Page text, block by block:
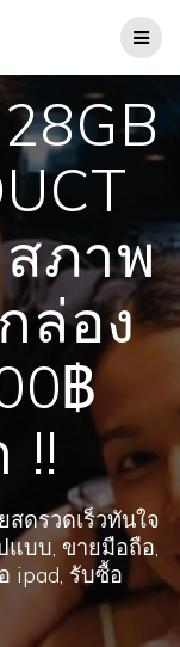
ภาพ
ล่อง
฿
!!
สดรวดเร็วทันใจ
บบ, ขายมือถือ,
ipad, รับซื้อ